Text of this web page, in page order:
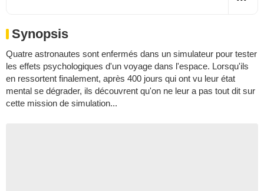
Synopsis
Quatre astronautes sont enfermés dans un simulateur pour tester
les effets psychologiques d'un voyage dans l'espace. Lorsqu'ils
en ressortent finalement, après 400 jours qui ont vu leur état
mental se dégrader, ils découvrent qu'on ne leur a pas tout dit sur
cette mission de simulation...